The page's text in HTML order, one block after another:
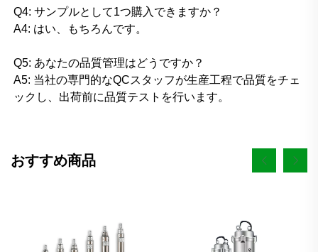
Q4: サンプルとして1つ購入できますか？
A4: はい、もちろんです。
Q5: あなたの品質管理はどうですか？
A5: 当社の専門的なQCスタッフが生産工程で品質をチェ
ックし、出荷前に品質テストを行います。
おすすめ商品